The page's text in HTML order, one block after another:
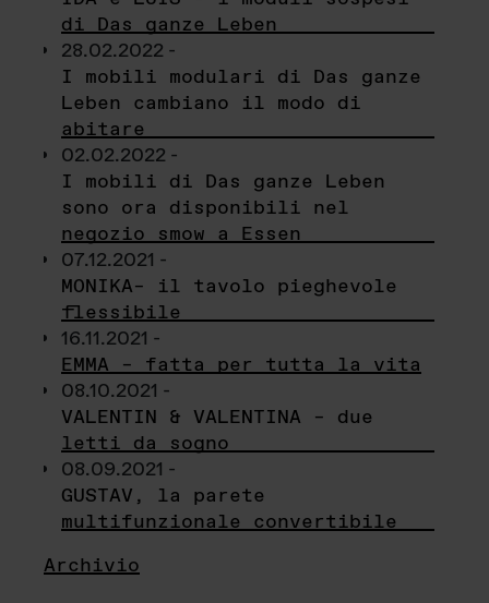
di Das ganze Leben
28.02.2022 -
I mobili modulari di Das ganze
Leben cambiano il modo di
abitare
02.02.2022 -
I mobili di Das ganze Leben
sono ora disponibili nel
negozio smow a Essen
07.12.2021 -
MONIKA– il tavolo pieghevole
flessibile
16.11.2021 -
EMMA – fatta per tutta la vita
08.10.2021 -
VALENTIN & VALENTINA – due
letti da sogno
08.09.2021 -
GUSTAV, la parete
multifunzionale convertibile
Archivio